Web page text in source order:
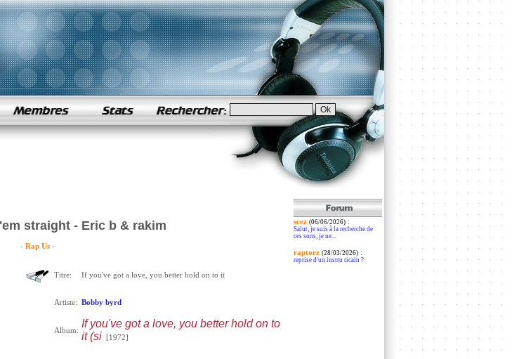
straight - Eric b & rakim
- Rap Us -
Titre: If you've got a love, you better hold on to it
Artiste: Bobby byrd
Album:
If you've got a love, you better hold on to
it (si[1972]
scez (06/06/2026):
Salut, je suis à la recherche de
ces sons, je ne...
raptorz (28/03/2026):
reprise d'un instru ricain ?